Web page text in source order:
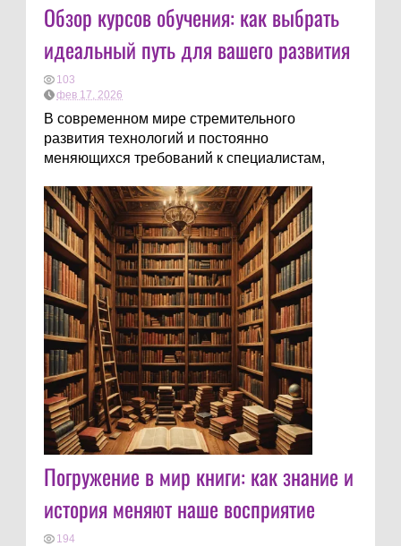
Обзор курсов обучения: как выбрать
идеальный путь для вашего развития
103
фев 17, 2026
В современном мире стремительного
развития технологий и постоянно
меняющихся требований к специалистам,
Погружение в мир книги: как знание и
история меняют наше восприятие
194